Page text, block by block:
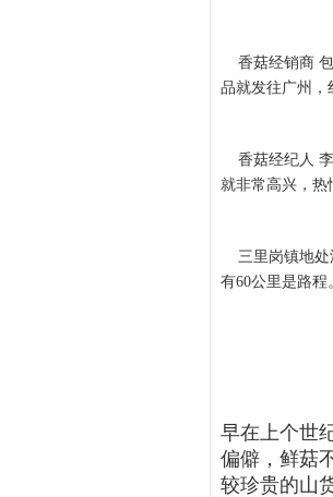
香菇经销商 包
品就发往广州，
香菇经纪人 李
就非常高兴，热
三里岗镇地处
有60公里是路程
早在上个世
偏僻，鲜菇
较珍贵的山